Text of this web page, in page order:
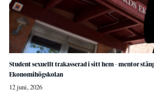
Student sexuellt trakasserad i sitt hem – mentor
Ekonomihögskolan
12 juni, 2026